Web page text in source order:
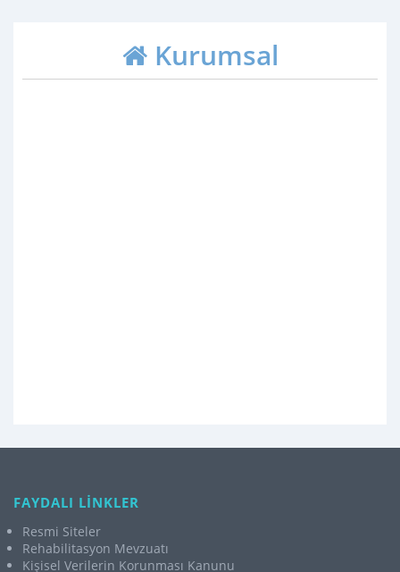
Kurumsal
FAYDALI LİNKLER
Resmi Siteler
Rehabilitasyon Mevzuatı
Kişisel Verilerin Korunması Kanunu